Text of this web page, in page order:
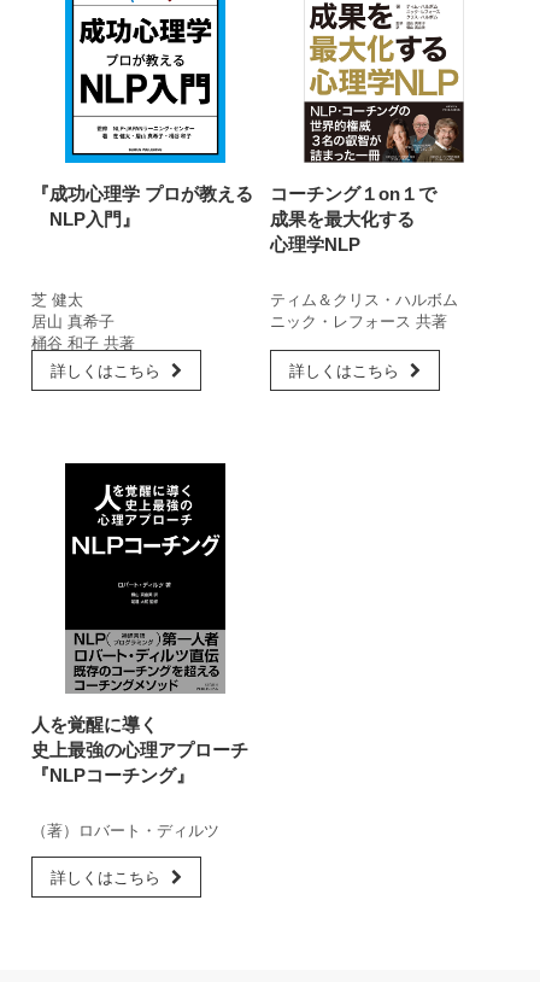
『成功心理学 プロが教える
NLP入門』
芝 健太
居山 真希子
桶谷 和子 共著
詳しくはこちら
コーチング１on１で
成果を最大化する
心理学NLP
ティム＆クリス・ハルボム
ニック・レフォース 共著
詳しくはこちら
人を覚醒に導く
史上最強の心理アプローチ
『NLPコーチング』
（著）ロバート・ディルツ
詳しくはこちら